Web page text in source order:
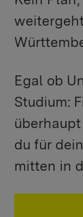
Egal ob
Studium:
du für
mitten in